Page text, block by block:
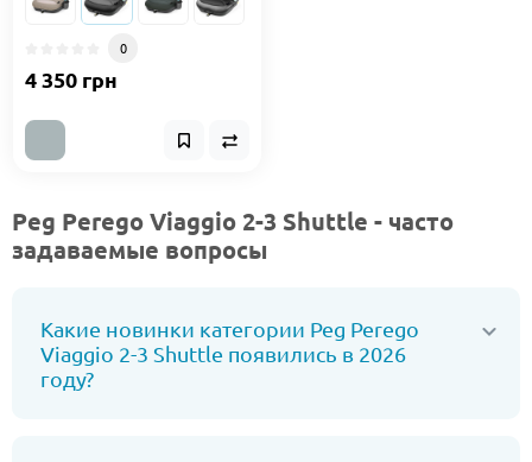
0
4 350 грн
Peg Perego Viaggio 2-3 Shuttle - часто
задаваемые вопросы
Какие новинки категории Peg Perego
Viaggio 2-3 Shuttle появились в 2026
году?